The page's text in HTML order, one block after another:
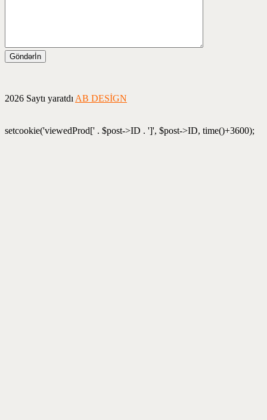
2026 Saytı yaratdı AB DESİGN
setcookie('viewedProd[' . $post->ID . ']', $post->ID, time()+3600);